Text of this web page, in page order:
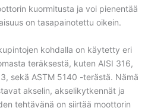
kuormitusta ja voi pienentää
on tasapainotettu oikein.
kohdalla on käytetty eri
teräksestä, kuten AISI 316,
sekä ASTM 5140 -terästä. Nämä
akselin, akselikytkennät ja
tehtävänä on siirtää moottorin